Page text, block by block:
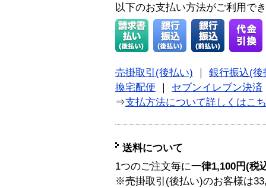
以下のお支払い方法がご利用で
売掛取引(後払い)
銀行振込(後
換宅配便
セブンイレブン決済
⇒支払方法について詳しくはこ
送料について
1つのご注文毎に一律1,100円(税
※売掛取引(後払い)のお客様は